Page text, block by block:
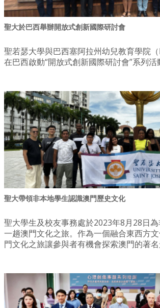
聖大於巴西舉辦開放式創新國際研討會
聖若瑟大學與巴西塞阿拉州幼兒教育學院（
在巴西啟動“開放式創新國際研討會”系列活
聖大帶領非本地學生認識澳門歷史文化
聖大學生及校友事務處於2023年8月28日
一趟澳門文化之旅。作為一個融合東西方
門文化之旅讓參與者有機會探索澳門的著名